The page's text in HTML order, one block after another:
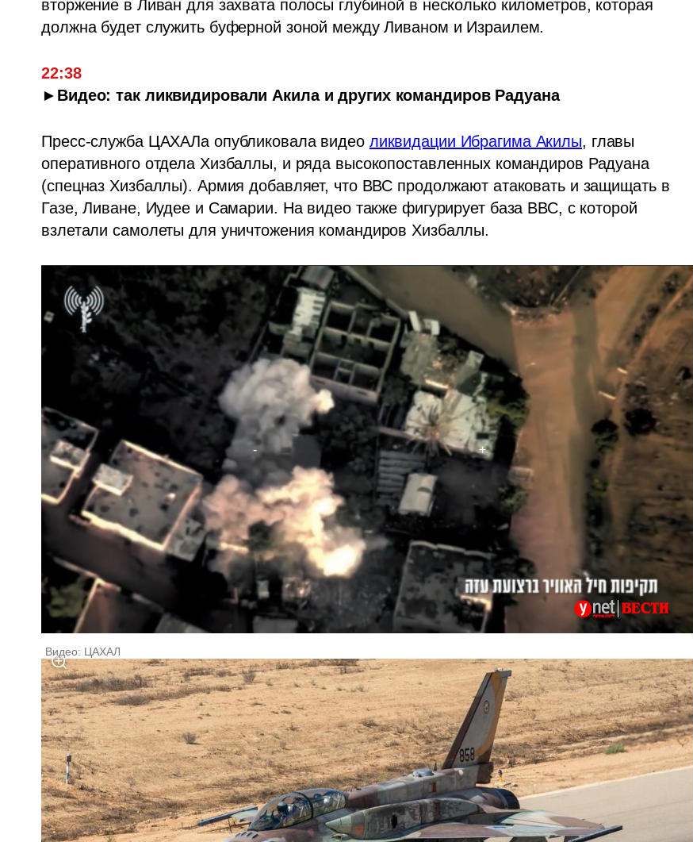
вторжение в Ливан для захвата полосы глубиной в несколько километров, которая
должна будет служить буферной зоной между Ливаном и Израилем.
22:38
►Видео: так ликвидировали Акила и других командиров Радуана
Пресс-служба ЦАХАЛа опубликовала видео ликвидации Ибрагима Акилы, главы
оперативного отдела Хизбаллы, и ряда высокопоставленных командиров Радуана
(спецназ Хизбаллы). Армия добавляет, что ВВС продолжают атаковать и защищать в
Газе, Ливане, Иудее и Самарии. На видео также фигурирует база ВВС, с которой
взлетали самолеты для уничтожения командиров Хизбаллы.
Видео: ЦАХАЛ